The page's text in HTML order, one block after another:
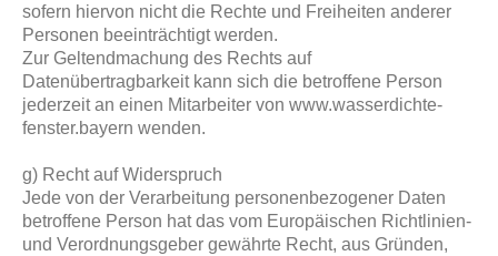
sofern hiervon nicht die Rechte und Freiheiten anderer
Personen beeinträchtigt werden.
Zur Geltendmachung des Rechts auf
Datenübertragbarkeit kann sich die betroffene Person
jederzeit an einen Mitarbeiter von www.wasserdichte-
fenster.bayern wenden.
g) Recht auf Widerspruch
Jede von der Verarbeitung personenbezogener Daten
betroffene Person hat das vom Europäischen Richtlinien-
und Verordnungsgeber gewährte Recht, aus Gründen,